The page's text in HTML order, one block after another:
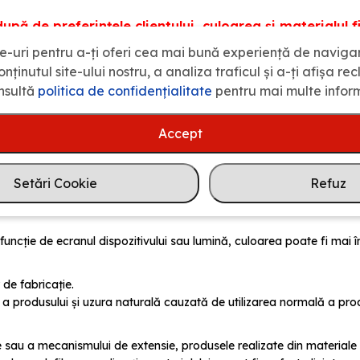
de preferințele clientului, culoarea și materialul
și până la 60 de zile lucrătoare pentru cele la comandă/
și ușor de realizat. Instrucțiunile de montaj sunt incluse în
decorative prezentate în imagini.
de ecranul dispozitivului sau lumină, culoarea poate fi mai
fabricație.
produsului și uzura naturală cauzată de utilizarea normală a
a mecanismului de extensie, produsele realizate din
uri pentru a-ți oferi cea mai bună experiență de
site-ului nostru, a analiza traficul și a-ți afișa
politica de confidenţialitate pentru mai multe
Accept
Setări Cookie Refuz